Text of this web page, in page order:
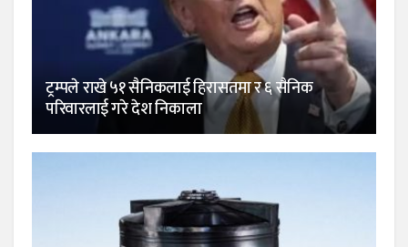
ट्रम्पले राखे ५१ सैनिकलाई हिरासतमा र ६ सैनिक
परिवारलाई गरे देश निकाला